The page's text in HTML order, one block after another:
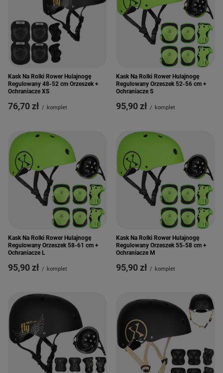
Kask Na Rolki Rower Hulajnogę
Regulowany 48-52 cm Orzeszek +
Ochraniacze XS
76,70 zł / komplet
Kask Na Rolki Rower Hulajnogę
Regulowany Orzeszek 52-56 cm +
Ochraniacze S
95,90 zł / komplet
Kask Na Rolki Rower Hulajnogę
Regulowany Orzeszek 58-61 cm +
Ochraniacze L
95,90 zł / komplet
Kask Na Rolki Rower Hulajnogę
Regulowany Orzeszek 55-58 cm +
Ochraniacze M
95,90 zł / komplet